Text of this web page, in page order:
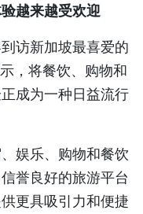
越来越受欢迎
访新加坡最喜爱的
，将餐饮、购物和
成为一种日益流行
娱乐、购物和餐饮
誉良好的旅游平台
更具吸引力和便捷